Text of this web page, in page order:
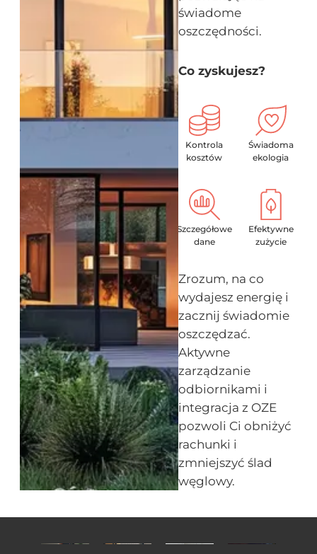
świadome
oszczędności.
Co zyskujesz?
Kontrola
kosztów
Świadoma
ekologia
Szczegółowe
dane
Efektywne
zużycie
Zrozum, na co
wydajesz energię i
zacznij świadomie
oszczędzać.
Aktywne
zarządzanie
odbiornikami i
integracja z OZE
pozwoli Ci obniżyć
rachunki i
zmniejszyć ślad
węglowy.